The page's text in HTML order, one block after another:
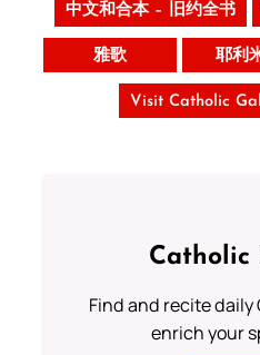
中文和合本 – 旧约全书
雅歌 耶利
Visit Catholic
Catholic
Find and recite
enrich your